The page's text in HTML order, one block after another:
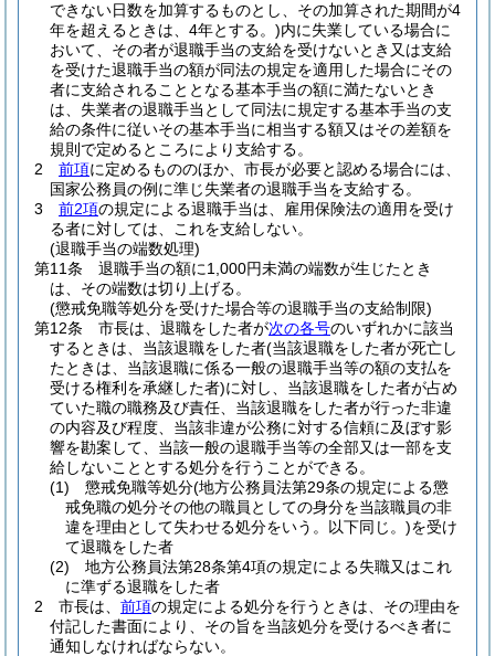
できない日数を加算するものとし、その加算された期間が4
年を超えるときは、4年とする。)内に失業している場合に
おいて、その者が退職手当の支給を受けないとき又は支給
を受けた退職手当の額が同法の規定を適用した場合にその
者に支給されることとなる基本手当の額に満たないとき
は、失業者の退職手当として同法に規定する基本手当の支
給の条件に従いその基本手当に相当する額又はその差額を
規則で定めるところにより支給する。
2
前項に定めるもののほか、市長が必要と認める場合には、
国家公務員の例に準じ失業者の退職手当を支給する。
3
前2項の規定による退職手当は、雇用保険法の適用を受け
る者に対しては、これを支給しない。
(退職手当の端数処理)
第11条
退職手当の額に1,000円未満の端数が生じたとき
は、その端数は切り上げる。
(懲戒免職等処分を受けた場合等の退職手当の支給制限)
第12条
市長は、退職をした者が次の各号のいずれかに該当
するときは、当該退職をした者(当該退職をした者が死亡し
たときは、当該退職に係る一般の退職手当等の額の支払を
受ける権利を承継した者)に対し、当該退職をした者が占め
ていた職の職務及び責任、当該退職をした者が行った非違
の内容及び程度、当該非違が公務に対する信頼に及ぼす影
響を勘案して、当該一般の退職手当等の全部又は一部を支
給しないこととする処分を行うことができる。
(1)
懲戒免職等処分(地方公務員法第29条の規定による懲
戒免職の処分その他の職員としての身分を当該職員の非
違を理由として失わせる処分をいう。以下同じ。)を受け
て退職をした者
(2)
地方公務員法第28条第4項の規定による失職又はこれ
に準ずる退職をした者
2
市長は、 前項の規定による処分を行うときは、その理由を
付記した書面により、その旨を当該処分を受けるべき者に
通知しなければならない。